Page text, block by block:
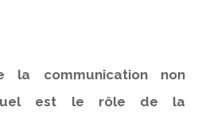
la communication non
est le rôle de la